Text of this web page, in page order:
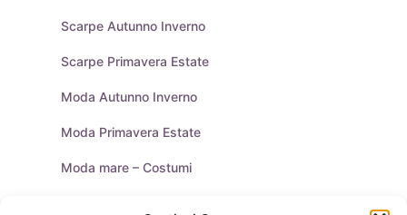
Scarpe Autunno Inverno
Scarpe Primavera Estate
Moda Autunno Inverno
Moda Primavera Estate
Moda mare – Costumi